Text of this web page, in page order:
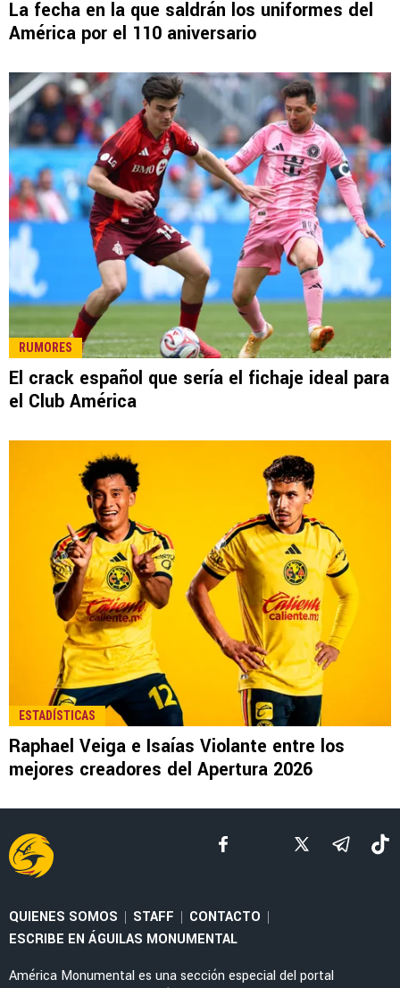
LEE TAMBIÉN